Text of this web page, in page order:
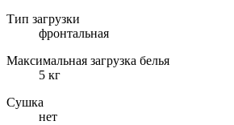
Тип загрузки
фронтальная
Максимальная загрузка белья
5 кг
Сушка
нет